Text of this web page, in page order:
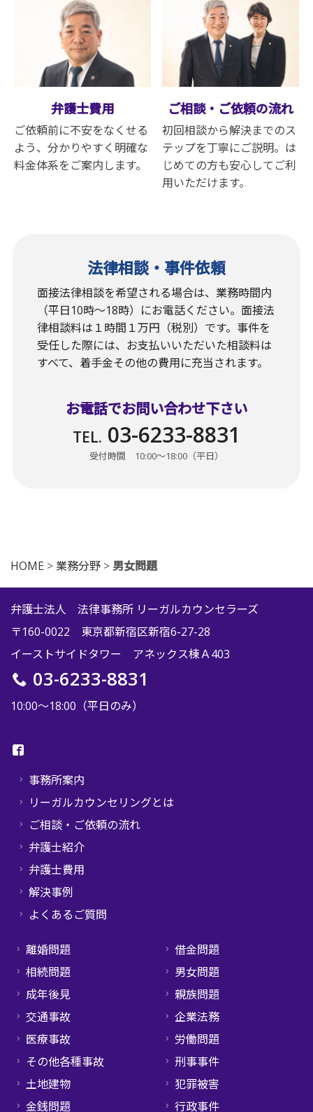
弁護士費用
ご依頼前に不安をなくせる
よう、分かりやすく明確な
料金体系をご案内します。
ご相談・ご依頼の流れ
初回相談から解決までのス
テップを丁寧にご説明。は
じめての方も安心してご利
用いただけます。
法律相談・事件依頼
面接法律相談を希望される場合は、業務時間内
（平日10時〜18時）にお電話ください。面接法
律相談料は１時間１万円（税別）です。事件を
受任した際には、お支払いいただいた相談料は
すべて、着手金その他の費用に充当されます。
お電話でお問い合わせ下さい
TEL. 03-6233-8831
受付時間 10:00〜18:00（平日）
HOME > 業務分野 >男女問題
弁護士法人 法律事務所 リーガルカウンセラーズ
〒160-0022 東京都新宿区新宿6-27-28
イーストサイドタワー アネックス棟Ａ403
03-6233-8831
10:00〜18:00（平日のみ）
事務所案内
リーガルカウンセリングとは
ご相談・ご依頼の流れ
弁護士紹介
弁護士費用
解決事例
よくあるご質問
離婚問題
相続問題
成年後見
交通事故
医療事故
その他各種事故
土地建物
金銭問題
借金問題
男女問題
親族問題
企業法務
労働問題
刑事事件
犯罪被害
行政事件